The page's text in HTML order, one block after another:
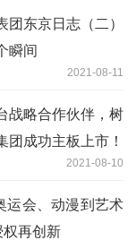
东京日志（二）
瞬间
2021-08-11
战略合作伙伴，树
团成功主板上市！
2021-08-10
运会、动漫到艺术
权再创新